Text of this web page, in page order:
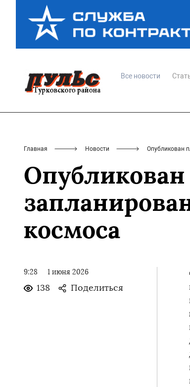
Все новости
Главная Новости Опубликован
космоса
9:28 1 июня 2026
138 Поделиться